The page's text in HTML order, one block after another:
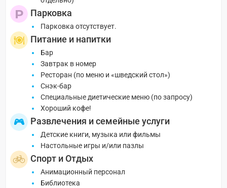
Парковка
Парковка отсутствует.
Питание и напитки
Бар
Завтрак в номер
Ресторан (по меню и «шведский стол»)
Снэк-бар
Специальные диетические меню (по запросу)
Хороший кофе!
Развлечения и семейные услуги
Детские книги, музыка или фильмы
Настольные игры и/или пазлы
Спорт и Отдых
Анимационный персонал
Библиотека